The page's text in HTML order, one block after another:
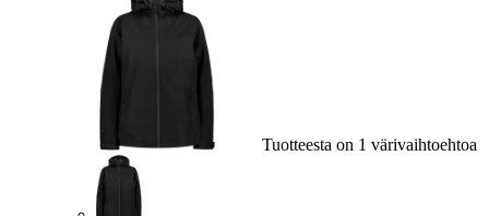
Tuotteesta on 1 värivaihtoehtoa